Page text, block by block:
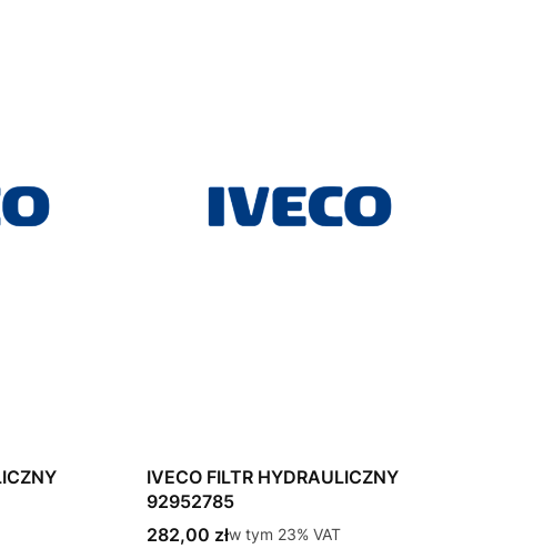
IVECO FILTR HYDRAULICZNY
92952785
Cena brutto
282,00 złw tym %s VAT
w tym 23% VAT